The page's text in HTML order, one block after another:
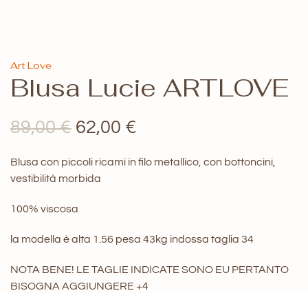
Art Love
Blusa Lucie ARTLOVE
89,00€ Il
originale
62,00 €
Blusa con piccoli ricami in filo metallico, con bottoncini,
vestibilità morbida
100% viscosa
la modella è alta 1.56 pesa 43kg indossa taglia 34
NOTA BENE! LE TAGLIE INDICATE SONO EU PERTANTO
BISOGNA AGGIUNGERE +4